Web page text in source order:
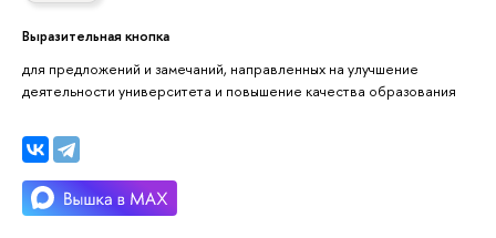
Выразительная кнопка
для предложений и замечаний, направленных на улучшение
деятельности университета и повышение качества образования